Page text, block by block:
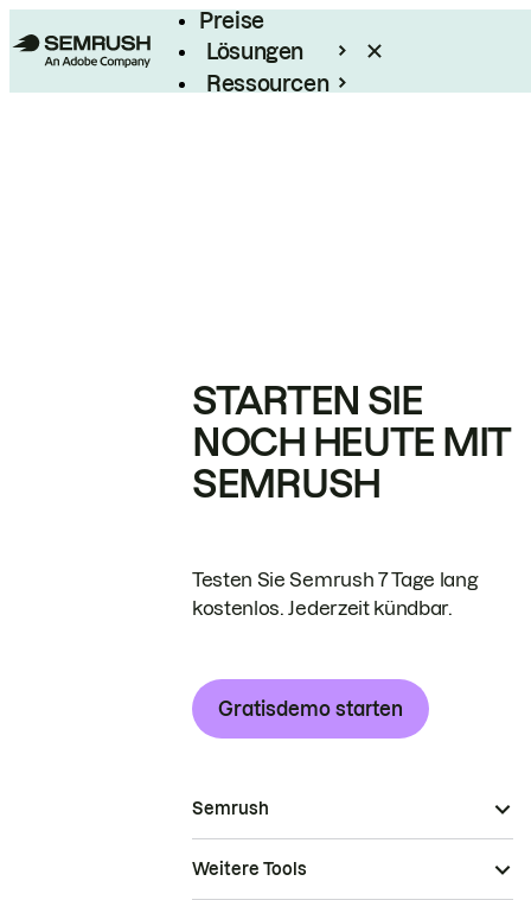
Preise
Lösungen
Ressourcen
STARTEN SIE
NOCH HEUTE MIT
SEMRUSH
Testen Sie Semrush 7 Tage lang
kostenlos. Jederzeit kündbar.
Gratisdemo starten
Semrush
Weitere Tools